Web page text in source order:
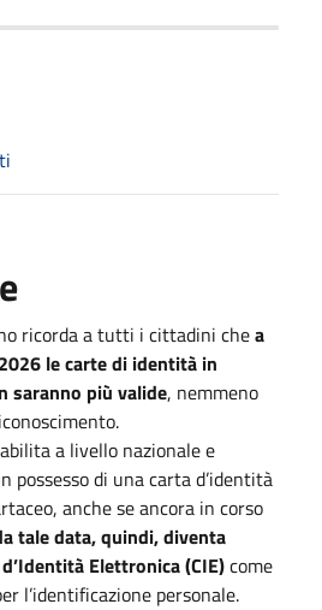
ricorda a tutti i cittadini chea
le carte di identità in
saranno più valide, nemmeno
a livello nazionale e
possesso di una carta d’identità
anche se ancora in corso
tale data, quindi, diventa
Elettronica (CIE)come
l’identificazione personale.